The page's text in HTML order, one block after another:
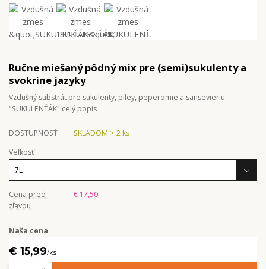
Ručne miešaný pôdný mix pre (semi)sukulenty a
svokrine jazyky
Vzdušný substrát pre sukulenty, piley, peperomie a sansevieriu
"SUKULENŤÁK" celý popis
DOSTUPNOSŤ
SKLADOM > 2 ks
Veľkosť
Cena pred
zľavou
€ 17,50
Naša cena
€ 15,99/ks